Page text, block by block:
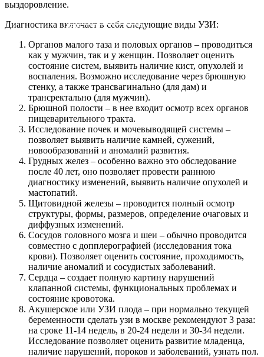
Оставить заявку
Оставить заявку
выздоровление.
Диагностика включает в себя следующие виды УЗИ:
Органов малого таза и половых органов – проводиться
как у мужчин, так и у женщин. Позволяет оценить
состояние систем, выявить наличие кист, опухолей и
воспаления. Возможно исследование через брюшную
стенку, а также трансвагинально (для дам) и
трансректально (для мужчин).
Брюшной полости – в нее входит осмотр всех органов
пищеварительного тракта.
Исследование почек и мочевыводящей системы –
позволяет выявить наличие камней, сужений,
новообразований и аномалий развития.
Грудных желез – особенно важно это обследование
после 40 лет, оно позволяет провести раннюю
диагностику изменений, выявить наличие опухолей и
мастопатий.
Щитовидной железы – проводится полный осмотр
структуры, формы, размеров, определение очаговых и
диффузных изменений.
Сосудов головного мозга и шеи – обычно проводится
совместно с допплерографией (исследования тока
крови). Позволяет оценить состояние, проходимость,
наличие аномалий и сосудистых заболеваний.
Сердца – создает полную картину нарушений
клапанной системы, функциональных проблемах и
состояние кровотока.
Акушерское или УЗИ плода – при нормально текущей
беременности сделать узи в москве рекомендуют 3 раза:
на сроке 11-14 недель, в 20-24 недели и 30-34 недели.
Исследование позволяет оценить развитие младенца,
наличие нарушений, пороков и заболеваний, узнать пол.
Оставить заявку
Оставить заявку